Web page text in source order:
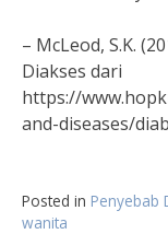
– McLeod, S.K.
Diakses dari
https://
and-diseases/
Posted in Penyebab
wanita